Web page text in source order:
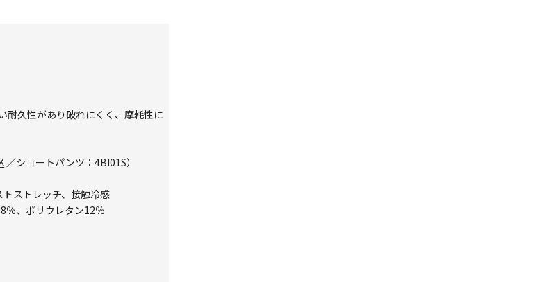
耐久性があり破れにくく、摩耗性に
／ショートパンツ：4BI01S）
ストレッチ、接触冷感
、ポリウレタン12％